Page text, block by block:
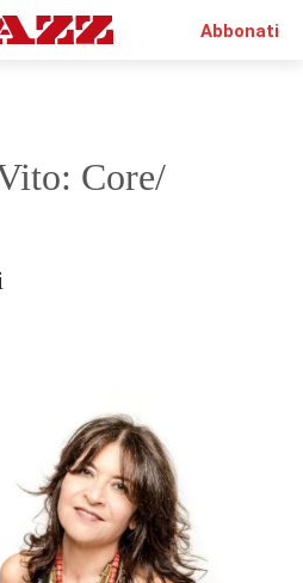
CON LA TUA USER E
Abbonati
Core/